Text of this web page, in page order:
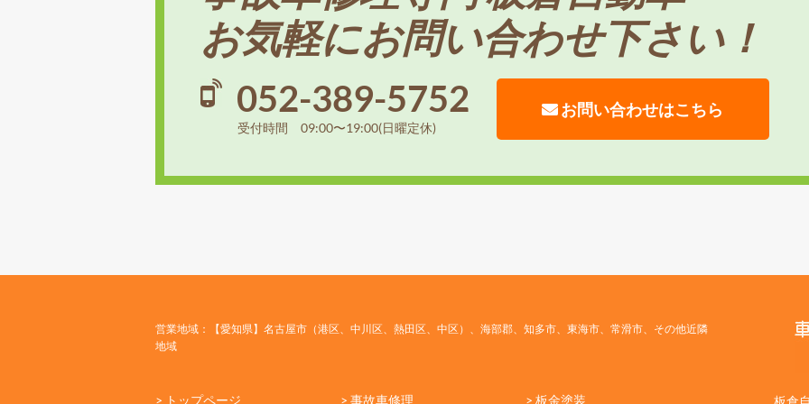
お気軽にお問い合わせ下さい！
052-389-5752
受付時間 09:00〜19:00(日曜定休)
お問い合わせはこちら
営業地域：【愛知県】名古屋市（港区、中川区、熱田区、中区）、海部郡、知多市、東海市、常滑市、その他近隣
地域
> トップページ > 事故車修理 > 板金塗装 板倉